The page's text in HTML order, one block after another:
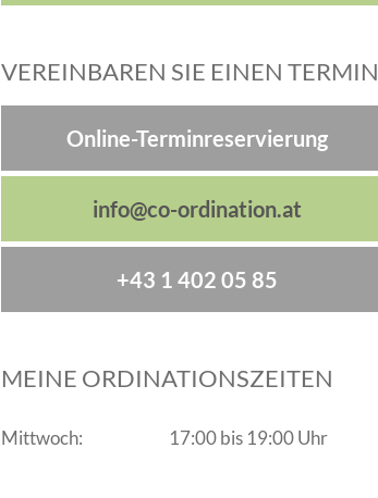
VEREINBAREN SIE EINEN TERMIN
Online-Terminreservierung
info@co-ordination.at
+43 1 402 05 85
MEINE ORDINATIONSZEITEN
Mittwoch: 17:00 bis 19:00 Uhr